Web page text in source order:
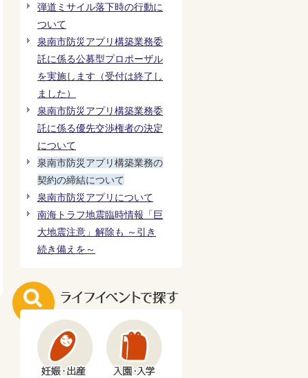
弾道ミサイル落下時の行動に
ついて
泉南市防災アプリ構築業務委
託に係る公募型プロポーザル
を実施します（受付は終了し
ました）
泉南市防災アプリ構築業務委
託に係る優先交渉権者の決定
について
泉南市防災アプリ構築業務の
契約の締結について
泉南市防災アプリについて
南海トラフ地震臨時情報「巨
大地震注意」解除も ～引き
続き備えを～